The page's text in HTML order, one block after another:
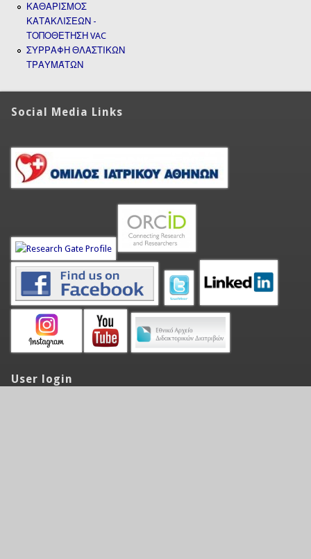
ΚΑΘΑΡΙΣΜΟΣ
ΚΑΤΑΚΛΙΣΕΩΝ -
ΤΟΠΟΘΕΤΗΣΗ VAC
ΣΥΡΡΑΦΗ ΘΛΑΣΤΙΚΩΝ
ΤΡΑΥΜΆΤΩΝ
Social Media Links
User login